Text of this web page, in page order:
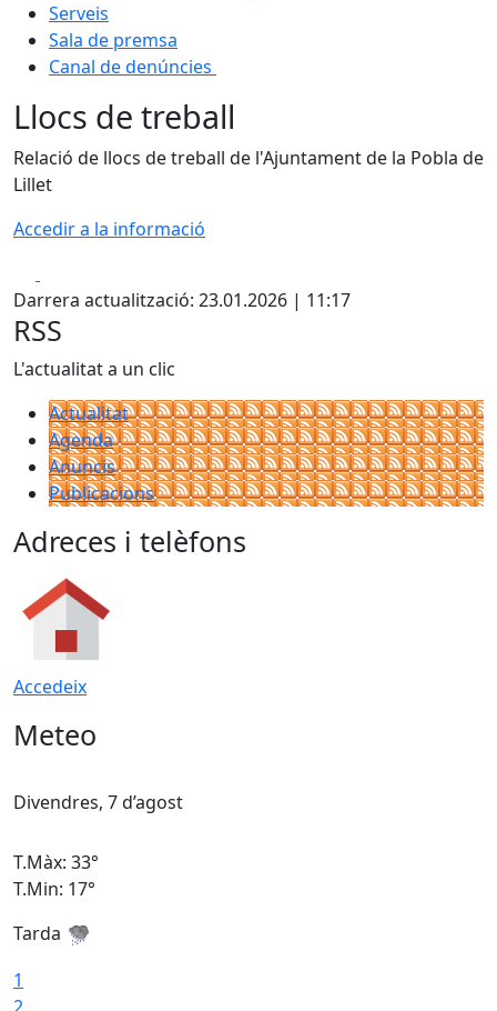
Serveis
Sala de premsa
Canal de denúncies
Llocs de treball
Relació de llocs de treball de l'Ajuntament de la Pobla de
Lillet
Accedir a la informació
Darrera actualització: 23.01.2026 | 11:17
RSS
L'actualitat a un clic
Actualitat
Agenda
Anuncis
Publicacions
Adreces i telèfons
Accedeix
Meteo
Divendres, 7 d’agost
T.Màx: 33°
T.Min: 17°
Tarda
1